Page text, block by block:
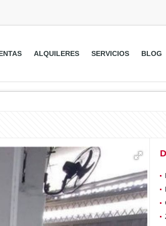
ALQUILERES SERVICIOS BLOG